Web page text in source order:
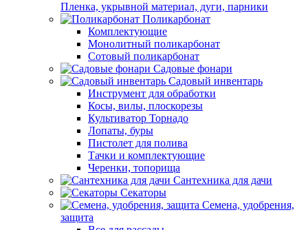
Пленка, укрывной материал, дуги, парники
Поликарбонат
Комплектующие
Монолитный поликарбонат
Сотовый поликарбонат
Садовые фонари
Садовый инвентарь
Инструмент для обработки
Косы, вилы, плоскорезы
Культиватор Торнадо
Лопаты, буры
Пистолет для полива
Тачки и комплектующие
Черенки, топорища
Сантехника для дачи
Секаторы
Семена, удобрения,
защита